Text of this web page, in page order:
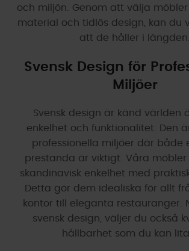
och miljön. Genom att välja
material och tidlös design, kan du
att de håller i längden.
Svensk Design för
Miljöer
Svensk design är känd världen
enkelhet och funktionalitet. Den
professionella miljöer där både
prestanda är viktigt. Våra möbler
skandinavisk enkelhet med
Detta gör dem idealiska för allt
kontor till eleganta restauranger.
svensk design, väljer du också
hållbarhet som du kan lita